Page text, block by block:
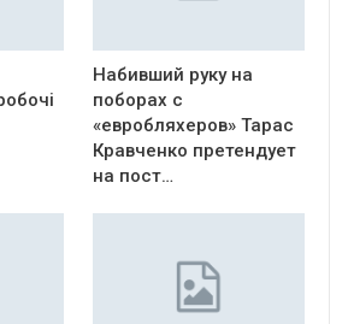
Набивший руку на
поборах с
«евробляхеров» Тарас
Кравченко претендует
на пост…